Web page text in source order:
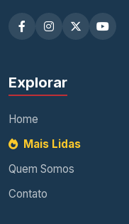
Explorar
Home
Mais Lidas
Quem Somos
Contato